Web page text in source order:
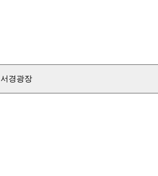
서경광장